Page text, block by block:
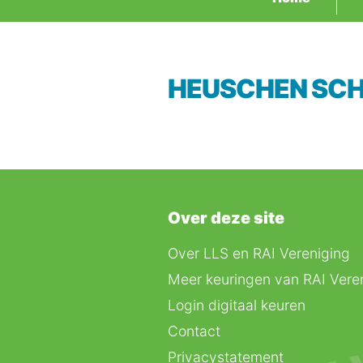
HEUSCHEN
Over deze site
Over LLS en RAI Vereniging
Meer keuringen van RAI
Login digitaal keuren
Contact
Privacystatement